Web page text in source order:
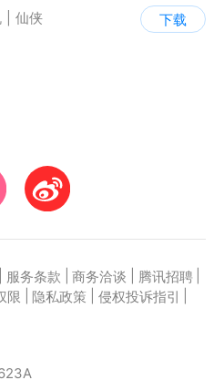
仙侠
下载
服务条款 商务洽谈 腾讯招聘
限 隐私政策 侵权投诉指引